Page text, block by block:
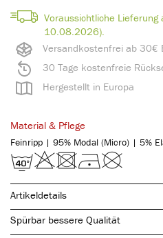
Versandkostenfrei ab 30€
30 Tage kostenfreie
Hergestellt in Europa
Voraussichtliche Lieferung
10.08.2026).
Material & Pflege
Artikeldetails
Spürbar bessere Qualität